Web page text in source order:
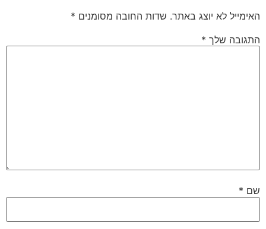
האימייל לא יוצג באתר. שדות החובה מסומנים *
התגובה שלך *
שם *